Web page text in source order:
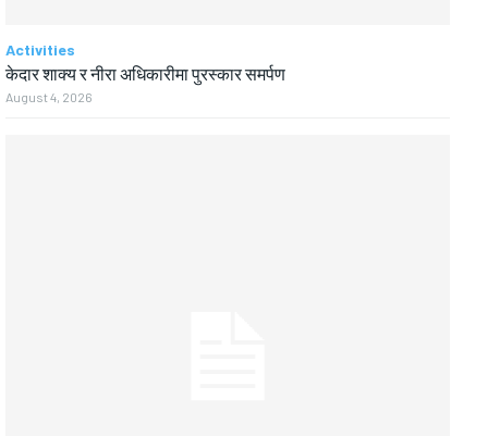
Activities
केदार शाक्य र नीरा अधिकारीमा पुरस्कार समर्पण
August 4, 2026